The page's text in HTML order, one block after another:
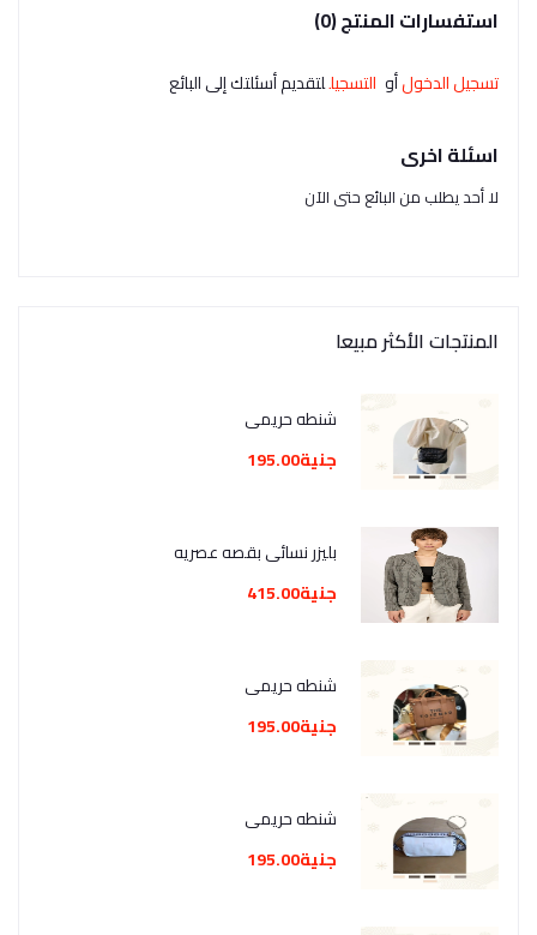
استفسارات المنتج (0)
تسجيل الدخولأو التسجيللتقديم أسئلتك إلى البائع
اسئلة اخرى
لا أحد يطلب من البائع حتى الآن
المنتجات الأكثر مبيعا
شنطه حريمي
جنية195.00
بليزر نسائي بقصه عصريه
جنية415.00
شنطه حريمي
جنية195.00
شنطه حريمي
جنية195.00